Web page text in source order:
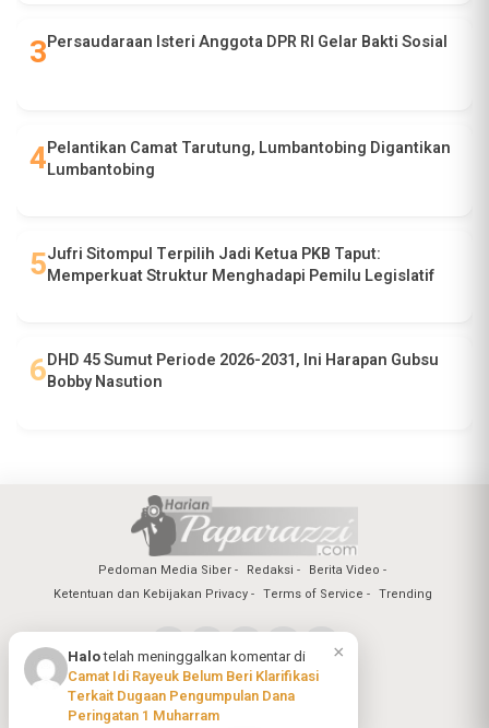
Persaudaraan Isteri Anggota DPR RI Gelar Bakti Sosial
Pelantikan Camat Tarutung, Lumbantobing Digantikan
Lumbantobing
Jufri Sitompul Terpilih Jadi Ketua PKB Taput:
Memperkuat Struktur Menghadapi Pemilu Legislatif
DHD 45 Sumut Periode 2026-2031, Ini Harapan Gubsu
Bobby Nasution
Pedoman Media Siber Redaksi
Berita Video
Ketentuan dan Kebijakan Privacy
Terms of Service Trending
Copyright @2026 Harian Paparazzi
All Rights Reserved
×
Halotelah meninggalkan komentar di
Camat Idi Rayeuk Belum Beri Klarifikasi
Terkait Dugaan Pengumpulan Dana
Peringatan 1 Muharram